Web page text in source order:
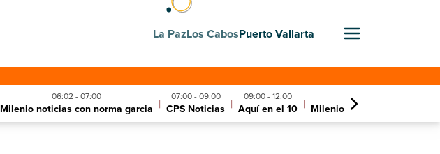
La PazLos CabosPuerto Vallarta
06:02 - 07:00
Milenio noticias con norma garcia | 07:00 - 09:00
CPS Noticias | 09:00 - 12:00
Aquí en el 10 | Milenio noticias con carlos